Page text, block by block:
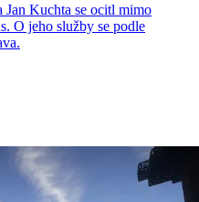
Jan Kuchta se ocitl mimo
O jeho služby se podle